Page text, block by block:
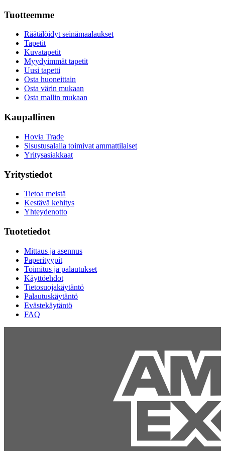
Tuotteemme
Räätälöidyt seinämaalaukset
Tapetit
Kuvatapetit
Myydyimmät tapetit
Uusi tapetti
Osta huoneittain
Osta värin mukaan
Osta mallin mukaan
Kaupallinen
Hovia Trade
Sisustusalalla toimivat ammattilaiset
Yritysasiakkaat
Yritystiedot
Tietoa meistä
Kestävä kehitys
Yhteydenotto
Tuotetiedot
Mittaus ja asennus
Paperityypit
Toimitus ja palautukset
Käyttöehdot
Tietosuojakäytäntö
Palautuskäytäntö
Evästekäytäntö
FAQ